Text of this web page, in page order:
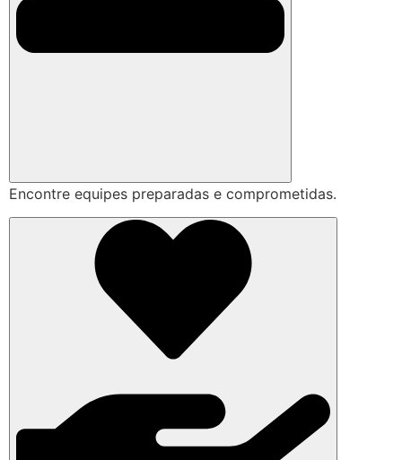
Encontre equipes preparadas e comprometidas.